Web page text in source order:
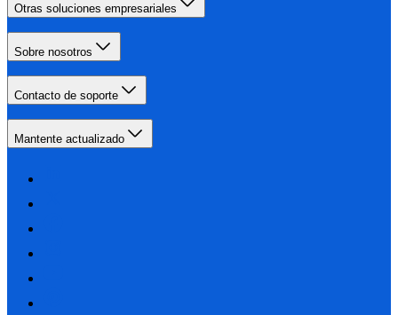
Otras soluciones empresariales
Sobre nosotros
Contacto de soporte
Mantente actualizado